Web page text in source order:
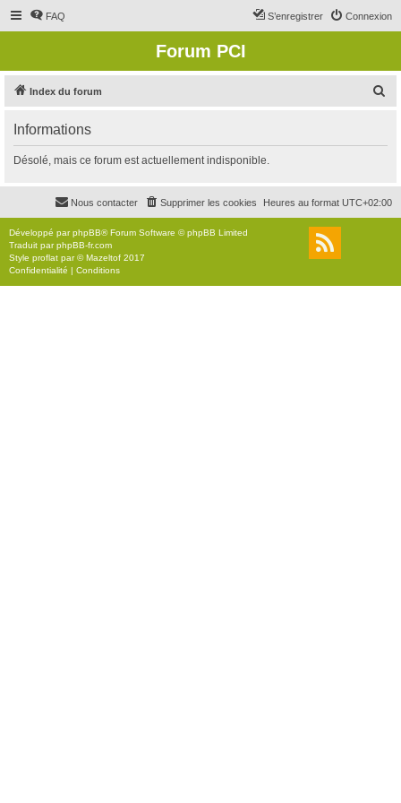
FAQ Connexion
S’enregistrer
Forum PCI
Index du forum
r
c
r
Informations
Désolé, mais ce forum est actuellement indisponible.
Heures au format UTC+02:00
Supprimer les cookies
Nous contacter
Développé parphpBB® Forum Software © phpBB Limited
Traduit parphpBB-fr.com
Style proflat par ©Mazeltof 2017
Confidentialité | Conditions